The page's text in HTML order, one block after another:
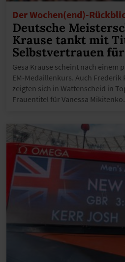
Der Wochen(end)-
Deutsche
Krause tankt mit
Selbstvertrauen
Gesa Krause scheint nach einem
EM-Medaillenkurs. Auch Frederik
zeigten sich in Wattenscheid in
Frauentitel für Vanessa Mikitenko.